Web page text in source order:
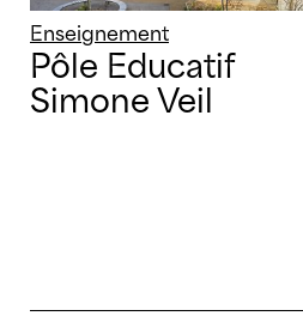
Enseignement
Pôle Educatif
Simone Veil